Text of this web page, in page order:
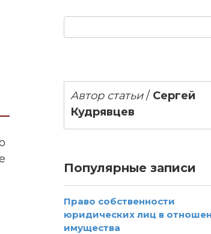
Автор статьи/ Сергей
Кудрявцев
Популярные записи
Право собственности
юридических лиц в
имущества